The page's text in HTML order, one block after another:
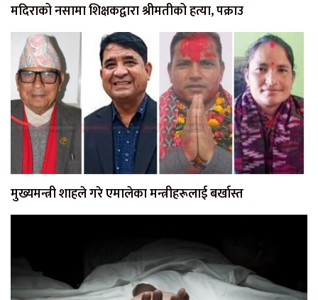
मदिराको नसामा शिक्षकद्वारा श्रीमतीको हत्या, पक्राउ
मुख्यमन्त्री शाहले गरे एमालेका मन्त्रीहरूलाई बर्खास्त